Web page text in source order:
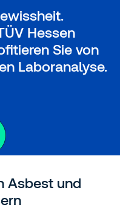
Hessen
Sie von
Laboranalyse.
Asbest und